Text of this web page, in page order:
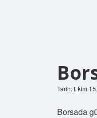
Tarih: Ekim
Borsada